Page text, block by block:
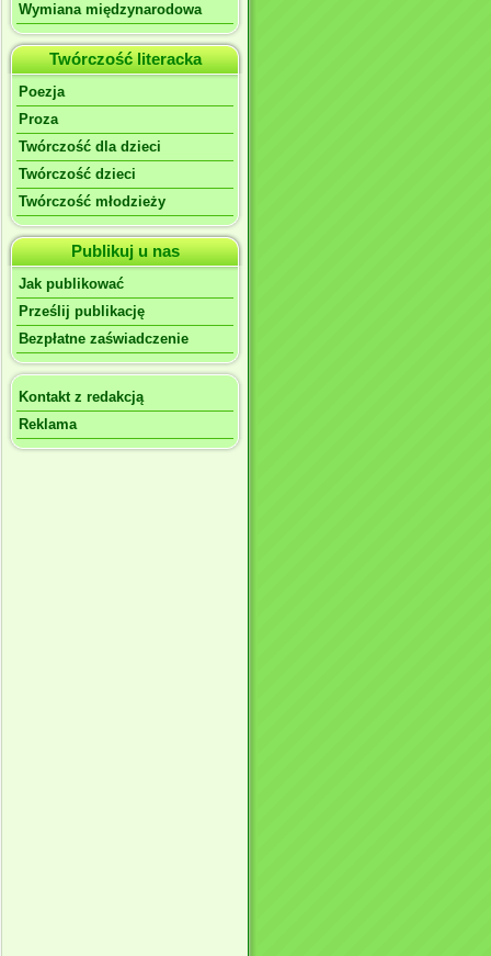
Wymiana międzynarodowa
Twórczość literacka
Poezja
Proza
Twórczość dla dzieci
Twórczość dzieci
Twórczość młodzieży
Publikuj u nas
Jak publikować
Prześlij publikację
Bezpłatne zaświadczenie
Kontakt z redakcją
Reklama